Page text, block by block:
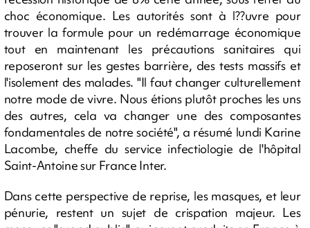
choc économique. Les autorités sont à l??uvre pour
trouver la formule pour un redémarrage économique
tout en maintenant les précautions sanitaires qui
reposeront sur les gestes barrière, des tests massifs et
l'isolement des malades. "Il faut changer culturellement
notre mode de vivre. Nous étions plutôt proches les uns
des autres, cela va changer une des composantes
fondamentales de notre société", a résumé lundi Karine
Lacombe, cheffe du service infectiologie de l'hôpital
Saint-Antoine sur France Inter.
Dans cette perspective de reprise, les masques, et leur
pénurie, restent un sujet de crispation majeur. Les